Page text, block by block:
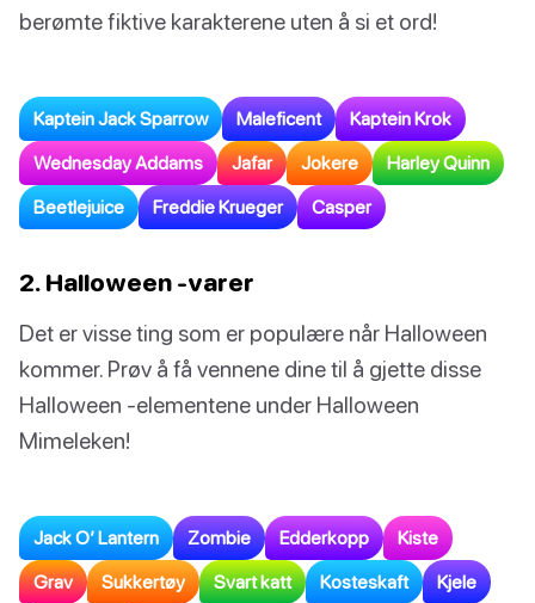
berømte fiktive karakterene uten å si et ord!
Kaptein Jack Sparrow Maleficent Kaptein Krok
Wednesday Addams Jafar Jokere Harley Quinn
Beetlejuice Freddie Krueger Casper
2. Halloween -varer
Det er visse ting som er populære når Halloween
kommer. Prøv å få vennene dine til å gjette disse
Halloween -elementene under Halloween
Mimeleken!
Jack O’ Lantern Zombie Edderkopp Kiste
Grav Sukkertøy Svart katt Kosteskaft Kjele